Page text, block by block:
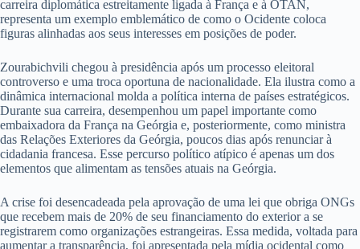
carreira diplomática estreitamente ligada à França e à OTAN,
representa um exemplo emblemático de como o Ocidente coloca
figuras alinhadas aos seus interesses em posições de poder.
Zourabichvili chegou à presidência após um processo eleitoral
controverso e uma troca oportuna de nacionalidade. Ela ilustra como a
dinâmica internacional molda a política interna de países estratégicos.
Durante sua carreira, desempenhou um papel importante como
embaixadora da França na Geórgia e, posteriormente, como ministra
das Relações Exteriores da Geórgia, poucos dias após renunciar à
cidadania francesa. Esse percurso político atípico é apenas um dos
elementos que alimentam as tensões atuais na Geórgia.
A crise foi desencadeada pela aprovação de uma lei que obriga ONGs
que recebem mais de 20% de seu financiamento do exterior a se
registrarem como organizações estrangeiras. Essa medida, voltada para
aumentar a transparência, foi apresentada pela mídia ocidental como